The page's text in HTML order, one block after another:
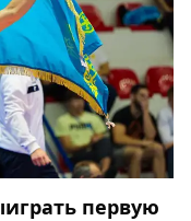
первую